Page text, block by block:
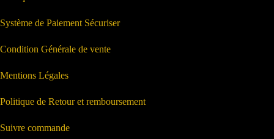
Système de Paiement Sécuriser
Condition Générale de vente
Mentions Légales
Politique de Retour et remboursement
Suivre commande